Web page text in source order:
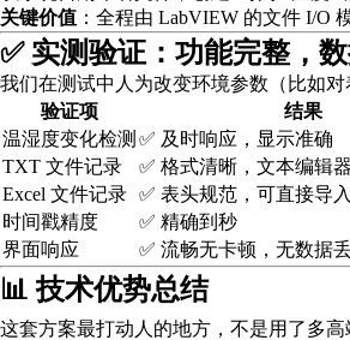
关键价值 ：全程由 LabVIEW 的文件 I/O
✅ 实测验证：功能完整，
我们在测试中人为改变环境参数（比如
验证项
结果
温湿度变化检测 ✅ 及时响应，显示准确
TXT 文件记录
✅ 格式清晰，文本编辑
Excel 文件记录 ✅ 表头规范，可直接导
时间戳精度
✅ 精确到秒
界面响应
✅ 流畅无卡顿，无数据
📊 技术优势总结
这套方案最打动人的地方，不是用了多